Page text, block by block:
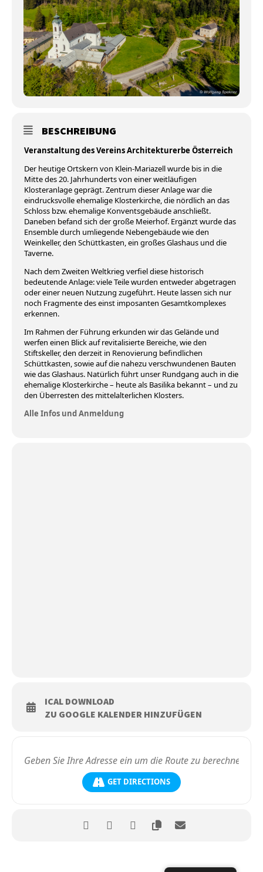
BESCHREIBUNG
Veranstaltung des Vereins Architekturerbe Österreich
Der heutige Ortskern von Klein-Mariazell wurde bis in die
Mitte des 20. Jahrhunderts von einer weitläufigen
Klosteranlage geprägt. Zentrum dieser Anlage war die
eindrucksvolle ehemalige Klosterkirche, die nördlich an das
Schloss bzw. ehemalige Konventsgebäude anschließt.
Daneben befand sich der große Meierhof. Ergänzt wurde das
Ensemble durch umliegende Nebengebäude wie den
Weinkeller, den Schüttkasten, ein großes Glashaus und die
Taverne.
Nach dem Zweiten Weltkrieg verfiel diese historisch
bedeutende Anlage: viele Teile wurden entweder abgetragen
oder einer neuen Nutzung zugeführt. Heute lassen sich nur
noch Fragmente des einst imposanten Gesamtkomplexes
erkennen.
Im Rahmen der Führung erkunden wir das Gelände und
werfen einen Blick auf revitalisierte Bereiche, wie den
Stiftskeller, den derzeit in Renovierung befindlichen
Schüttkasten, sowie auf die nahezu verschwundenen Bauten
wie das Glashaus. Natürlich führt unser Rundgang auch in die
ehemalige Klosterkirche – heute als Basilika bekannt – und zu
den Überresten des mittelalterlichen Klosters.
Alle Infos und Anmeldung
ICAL DOWNLOAD
ZU GOOGLE KALENDER HINZUFÜGEN
GET DIRECTIONS